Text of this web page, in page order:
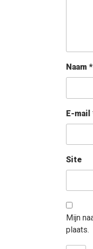
Naam *
E-mail
Site
Mijn
plaats.